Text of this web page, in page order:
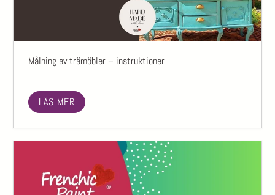
Målning av trämöbler – instruktioner
LÄS MER